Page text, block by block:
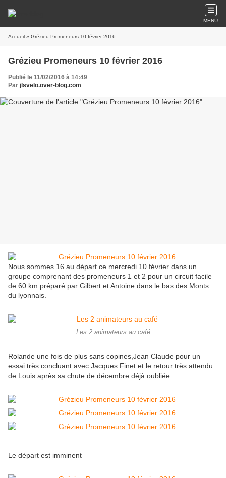
MENU
Accueil » Grézieu Promeneurs 10 février 2016
Grézieu Promeneurs 10 février 2016
Publié le 11/02/2016 à 14:49
Par jlsvelo.over-blog.com
Nous sommes 16 au départ ce mercredi 10 février dans un
groupe comprenant des promeneurs 1 et 2 pour un circuit facile
de 60 km préparé par Gilbert et Antoine dans le bas des Monts
du lyonnais.
Les 2 animateurs au café
Rolande une fois de plus sans copines,Jean Claude pour un
essai très concluant avec Jacques Finet et le retour très attendu
de Louis après sa chute de décembre déjà oubliée.
Le départ est imminent